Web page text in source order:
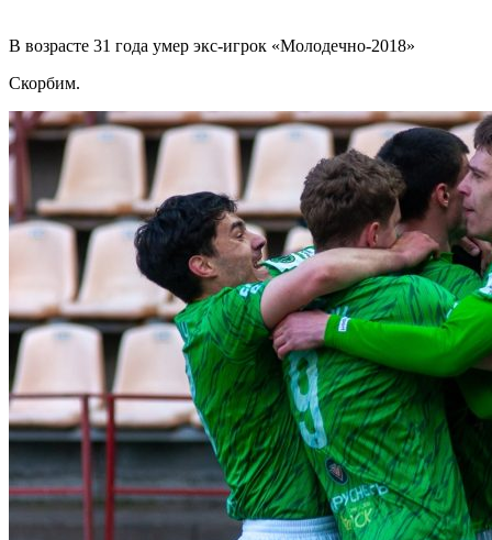
В возрасте 31 года умер экс-игрок «Молодечно-2018»
Скорбим.